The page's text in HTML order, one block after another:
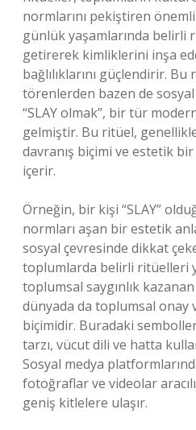
normlarını pekiştiren
günlük yaşamlarında belirli
getirerek kimliklerini inşa
bağlılıklarını güçlendirir.
törenlerden bazen de
“SLAY olmak”, bir tür
gelmiştir. Bu ritüel,
davranış biçimi ve estetik
içerir.
Örneğin, bir kişi “SLAY”
normları aşan bir estetik
sosyal çevresinde dikkat
toplumlarda belirli ritüelleri
toplumsal saygınlık
dünyada da toplumsal onay
biçimidir. Buradaki
tarzı, vücut dili ve hatta
Sosyal medya
fotoğraflar ve videolar
geniş kitlelere ulaşır.